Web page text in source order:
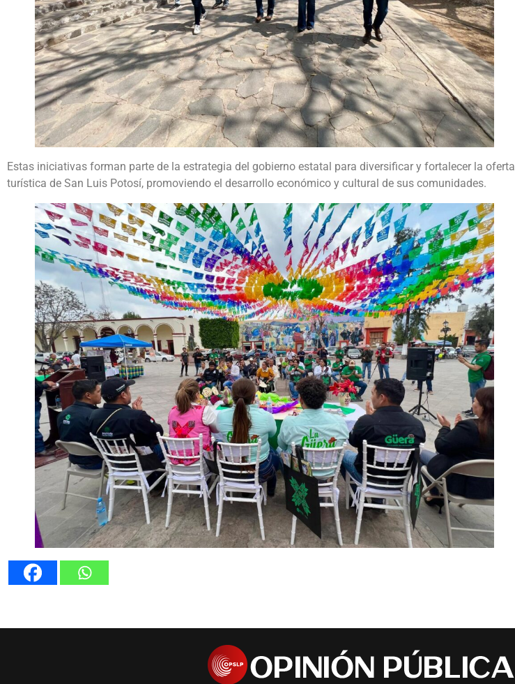
Estas iniciativas forman parte de la estrategia del gobierno estatal para diversificar y fortalecer la oferta
turística de San Luis Potosí, promoviendo el desarrollo económico y cultural de sus comunidades.